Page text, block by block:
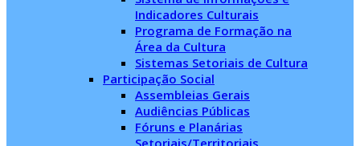
Indicadores Culturais
Programa de Formação na
Área da Cultura
Sistemas Setoriais de Cultura
Participação Social
Assembleias Gerais
Audiências Públicas
Fóruns e Planárias
Setoriais/Territoriais